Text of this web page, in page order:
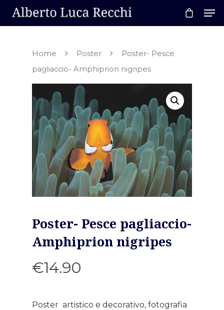
Home Poster
Poster- Pesce
pagliaccio- Amphiprion nigripes
Poster- Pesce pagliaccio-
Amphiprion nigripes
€14.90
Poster artistico e decorativo, fotografia